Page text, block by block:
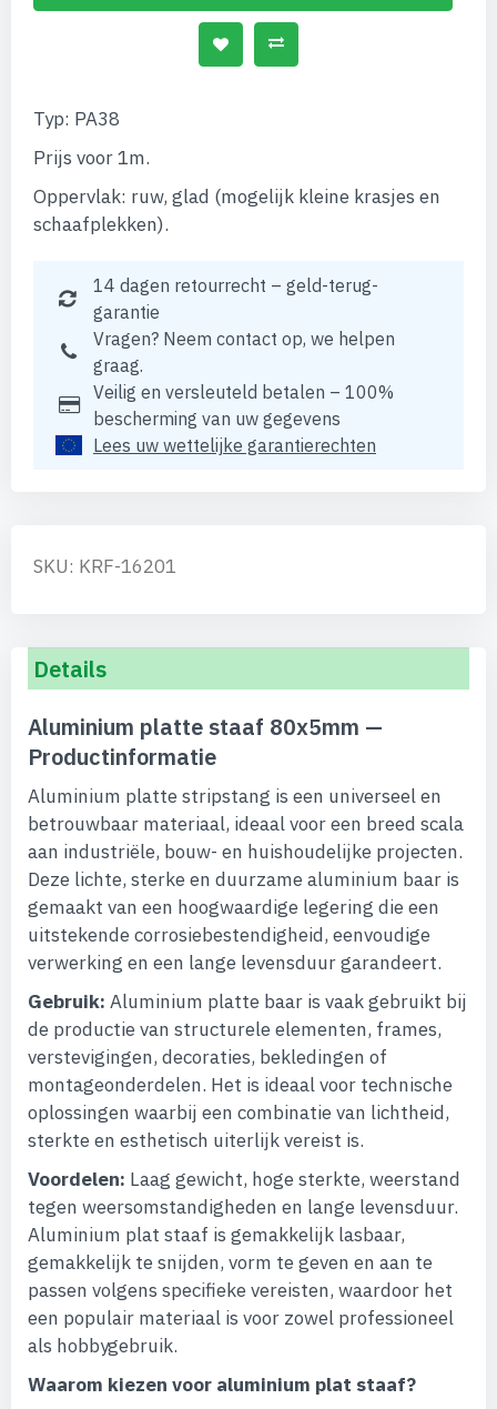
Typ: PA38
Prijs voor 1m.
Oppervlak: ruw, glad (mogelijk kleine krasjes en
schaafplekken).
14 dagen retourrecht – geld-terug-
garantie
Vragen? Neem contact op, we helpen
graag.
Veilig en versleuteld betalen – 100%
bescherming van uw gegevens
Lees uw wettelijke garantierechten
SKU: KRF-16201
Details
Aluminium platte staaf 80x5mm —
Productinformatie
Aluminium platte stripstang is een universeel en
betrouwbaar materiaal, ideaal voor een breed scala
aan industriële, bouw- en huishoudelijke projecten.
Deze lichte, sterke en duurzame aluminium baar is
gemaakt van een hoogwaardige legering die een
uitstekende corrosiebestendigheid, eenvoudige
verwerking en een lange levensduur garandeert.
Gebruik: Aluminium platte baar is vaak gebruikt bij
de productie van structurele elementen, frames,
verstevigingen, decoraties, bekledingen of
montageonderdelen. Het is ideaal voor technische
oplossingen waarbij een combinatie van lichtheid,
sterkte en esthetisch uiterlijk vereist is.
Voordelen: Laag gewicht, hoge sterkte, weerstand
tegen weersomstandigheden en lange levensduur.
Aluminium plat staaf is gemakkelijk lasbaar,
gemakkelijk te snijden, vorm te geven en aan te
passen volgens specifieke vereisten, waardoor het
een populair materiaal is voor zowel professioneel
als hobbygebruik.
Waarom kiezen voor aluminium plat staaf?